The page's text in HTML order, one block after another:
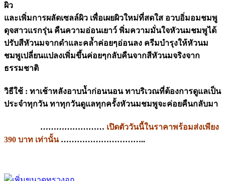
ผิว
และเพิ่มการผลัดเซลล์ผิว เพื่อเผยผิวใหม่ที่สดใส อวบอิ่มอมชมพู
ดุจสาวแรกรุ่น คืนความอ่อนเยาว์ พิ่มความมั่นใจหัวนมชมพูได้
ปรับสีหัวนมจากดำและคล้ำค่อยๆอ่อนลง ครีมบำรุงให้หัวนม
ชมพูเปลี่ยนแปลงเพิ่มขึ้นค่อยๆกลับคืนจากสีหัวนมจริงจาก
ธรรมชาติ
วิธีใช้ : ทาเช้าหลังอาบน้ำก่อนนอน ทาบริเวณที่ต้องการดูแลเป็น
ประจำทุกวัน ทาทุกวันดูแลทุกครั้งหัวนมชมพูจะค่อยคืนกลับมา
…………………… เปิดตัววันนี้ในราคาพร้อมส่งเพียง
390 บาท เท่านั้น…………………………..